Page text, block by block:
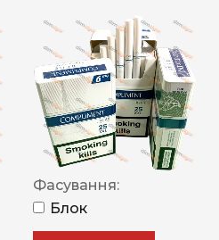
Фасування:
Блок